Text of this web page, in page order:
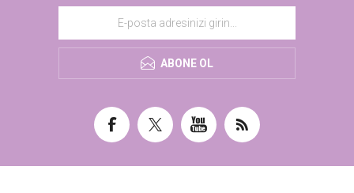
ABONE OL